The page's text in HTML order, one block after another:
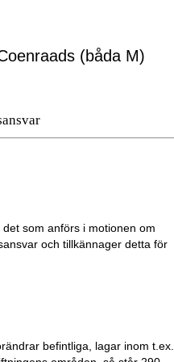
(båda M)
som anförs i motionen om
och tillkännager detta för
befintliga, lagar inom t.ex.